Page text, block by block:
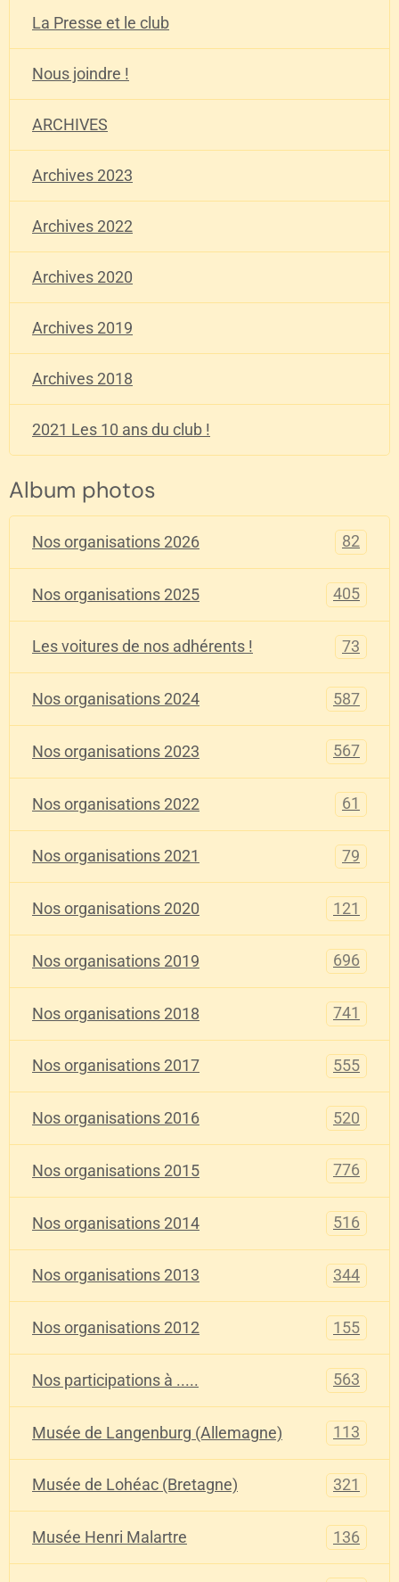
La Presse et le club
Nous joindre !
ARCHIVES
Archives 2023
Archives 2022
Archives 2020
Archives 2019
Archives 2018
2021 Les 10 ans du club !
Album photos
Nos organisations 2026 82
Nos organisations 2025 405
Les voitures de nos adhérents ! 73
Nos organisations 2024 587
Nos organisations 2023 567
Nos organisations 2022 61
Nos organisations 2021 79
Nos organisations 2020 121
Nos organisations 2019 696
Nos organisations 2018 741
Nos organisations 2017 555
Nos organisations 2016 520
Nos organisations 2015 776
Nos organisations 2014 516
Nos organisations 2013 344
Nos organisations 2012 155
Nos participations à ..... 563
Musée de Langenburg (Allemagne) 113
Musée de Lohéac (Bretagne) 321
Musée Henri Malartre 136